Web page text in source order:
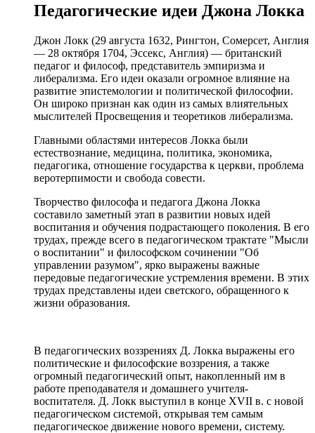
Педагогические идеи Джона Локка
Джон Локк (29 августа 1632, Рингтон, Сомерсет, Англия
— 28 октября 1704, Эссекс, Англия) — британский
педагог и философ, представитель эмпиризма и
либерализма. Его идеи оказали огромное влияние на
развитие эпистемологии и политической философии.
Он широко признан как один из самых влиятельных
мыслителей Просвещения и теоретиков либерализма.
Главными областями интересов Локка были
естествознание, медицина, политика, экономика,
педагогика, отношение государства к церкви, проблема
веротерпимости и свобода совести.
Творчество философа и педагога Джона Локка
составило заметный этап в развитии новых идей
воспитания и обучения подрастающего поколения. В его
трудах, прежде всего в педагогическом трактате "Мысли
о воспитании" и философском сочинении "Об
управлении разумом", ярко выражены важные
передовые педагогические устремления времени. В этих
трудах представлены идеи светского, обращенного к
жизни образования.
В педагогических воззрениях Д. Локка выражены его
политические и философские воззрения, а также
огромный педагогический опыт, накопленный им в
работе преподавателя и домашнего учителя-
воспитателя. Д. Локк выступил в конце XVII в. с новой
педагогическом системой, открывая тем самым
педагогическое движение нового времени, систему.